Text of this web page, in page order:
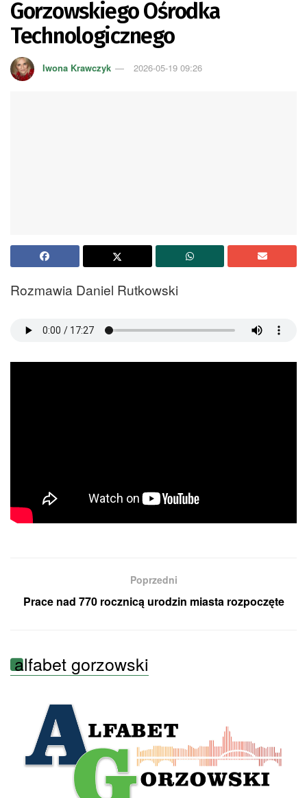
Gorzowskiego Ośrodka
Technologicznego
Iwona Krawczyk 2026-05-19 09:26
Rozmawia Daniel Rutkowski
Poprzedni
Prace nad 770 rocznicą urodzin miasta rozpoczęte
alfabet gorzowski